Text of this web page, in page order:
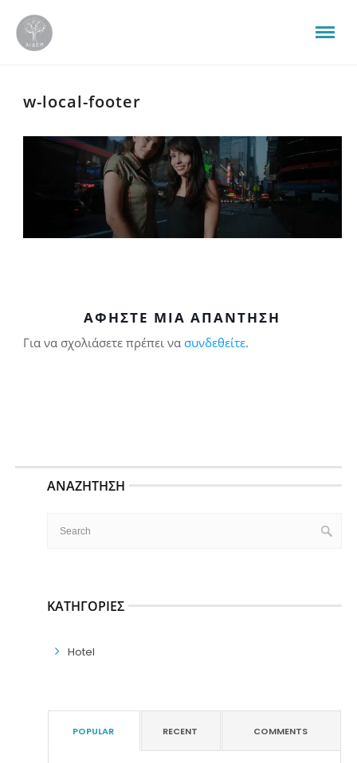
w-local-footer
ΑΦΉΣΤΕ ΜΙΑ ΑΠΆΝΤΗΣΗ
Για να σχολιάσετε πρέπει να συνδεθείτε.
ΑΝΑΖΉΤΗΣΗ
ΚΑΤΗΓΟΡΊΕΣ
Hotel
POPULAR RECENT COMMENTS